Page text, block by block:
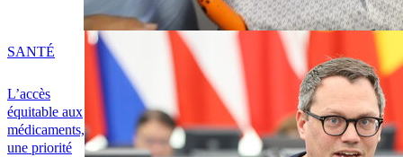
L’accès
équitable aux
médicaments,
une priorité
SANTÉ